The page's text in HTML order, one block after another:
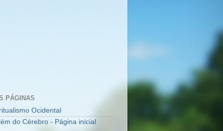
PÁGINAS
Ocidental
do Cérebro - Página inicial